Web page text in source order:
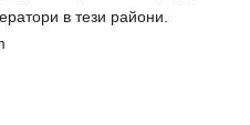
в тези райони.